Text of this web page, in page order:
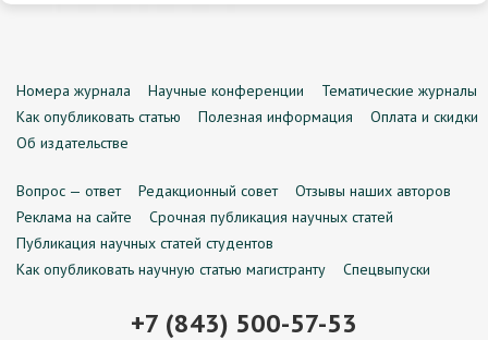
Номера журнала Научные конференции
Тематические журналы
Как опубликовать статью
Полезная информация
Оплата и скидки
Об издательстве
Вопрос — ответ Редакционный совет
Отзывы наших авторов
Реклама на сайте
Срочная публикация научных статей
Публикация научных статей студентов
Как опубликовать научную статью магистранту
Спецвыпуски
+7 (843) 500-57-53